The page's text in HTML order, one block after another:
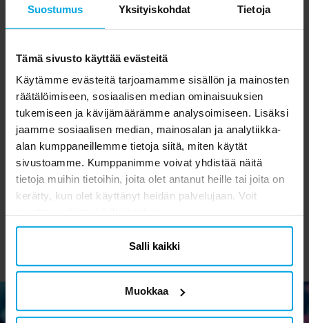
Suostumus Yksityiskohdat Tietoja
Tämä sivusto käyttää evästeitä
Käytämme evästeitä tarjoamamme sisällön ja mainosten
räätälöimiseen, sosiaalisen median ominaisuuksien
tukemiseen ja kävijämäärämme analysoimiseen. Lisäksi
jaamme sosiaalisen median, mainosalan ja analytiikka-
alan kumppaneillemme tietoja siitä, miten käytät
sivustoamme. Kumppanimme voivat yhdistää näitä
tietoja muihin tietoihin, joita olet antanut heille tai joita on
kerätty, kun olet käyttänyt heidän palvelujaan. Voit
Salli kaikki
Muokkaa
Happy Dinosaur -
Lasten tatuoinnit 9 kpl
Hinta :2,49 €
2,49 €
Serpentiinit - Punainen
Hinta:1,90 €
1,90 €
OSTA